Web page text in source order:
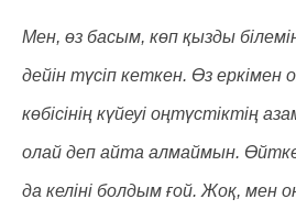
Мен, өз басым, көп қызды
дейін түсіп кеткен. Өз еркімен
көбісінің күйеуі оңтүстіктің
олай деп айта алмаймын.
да келіні болдым ғой. Жоқ, мен